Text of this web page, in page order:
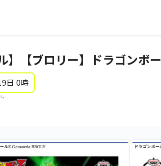
】【ブロリー】ドラゴン
日 0時